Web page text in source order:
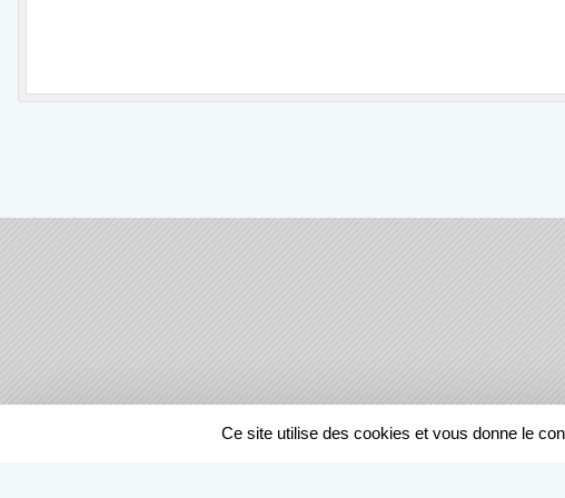
REGIONS
Ce site utilise des cookies et vous donne le